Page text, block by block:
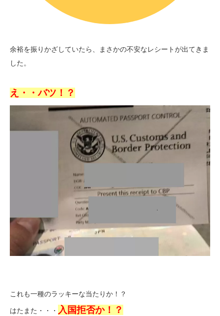
余裕を振りかざしていたら、まさかの不安なレシートが出てきま
した。
え・・バツ！？
これも一種のラッキーな当たりか！？
はたまた・・・ 入国拒否か！？